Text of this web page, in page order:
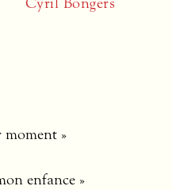
moment »
enfance »